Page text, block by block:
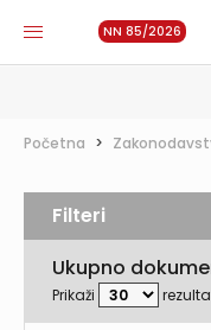
NN 85/2026
Početna >
Ukupno
Prikaži
Filteri